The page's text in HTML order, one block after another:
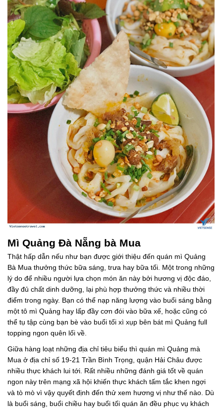
Mì Quảng Đà Nẵng bà Mua
Thật hấp dẫn nếu như bạn được giới thiệu đến quán mì Quảng
Bà Mua thưởng thức bữa sáng, trưa hay bữa tối. Một trong những
lý do để nhiều người lựa chọn món ăn này bởi hương vị độc đáo,
đầy đủ chất dinh dưỡng, lại phù hợp thưởng thức và nhiều thời
điểm trong ngày. Bạn có thể nạp năng lượng vào buổi sáng bằng
một tô mì Quảng hay lấp đầy cơn đói vào bữa xế, hoặc cũng có
thể tụ tập cùng bạn bè vào buổi tối xì xụp bên bát mì Quảng full
topping ngon quên lối về.
Giữa hàng loạt những địa chỉ tiêu biểu thì quán mì Quảng mà
Mua ở địa chỉ số 19-21 Trần Bình Trọng, quận Hải Châu được
nhiều thực khách lui tới. Rất nhiều những đánh giá tốt về quán
ngon này trên mạng xã hội khiến thực khách tấm tắc khen ngợi
và tò mò vì vậy quyết định đến thử xem hương vị như thế nào. Dù
là buổi sáng, buổi chiều hay buổi tối quán ăn đều phục vụ khách